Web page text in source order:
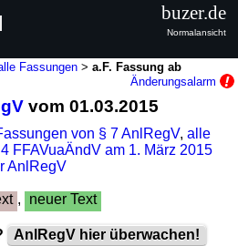
Fassungen >a.F. Fassung ab
Änderungsalarm
vom 01.03.2015
von § 7 AnlRegV,alle
FFAVuaÄndV am 1. März 2015
AnlRegV
, neuer Text
AnlRegV hier überwachen!
buzer.de
Normalansicht